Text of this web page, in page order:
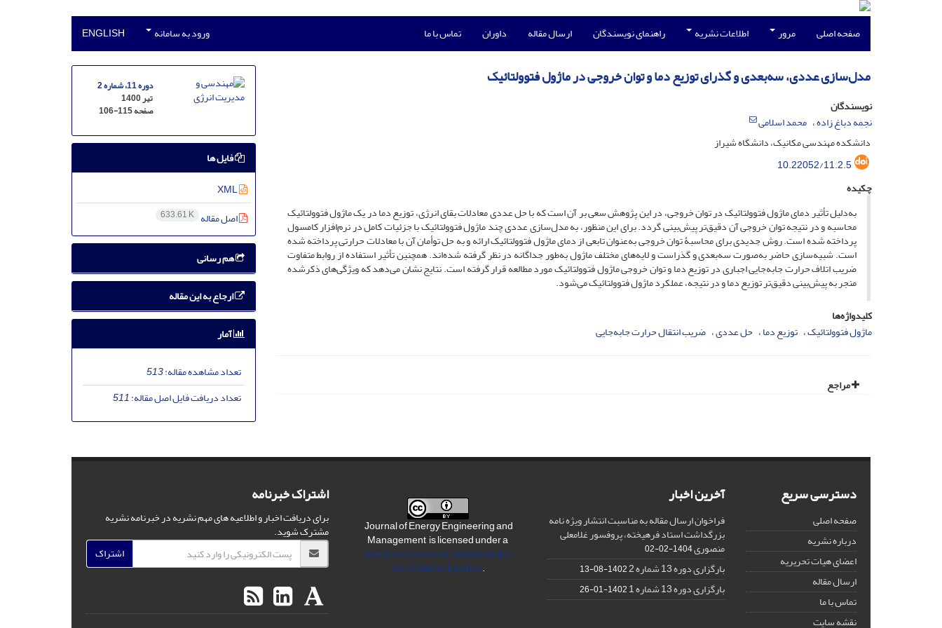
صفحه اصلی مرور اطلاعات نشریه راهنمای نویسندگان ارسال مقاله داوران تماس با ما ورود به سامانه ENGLISH
مدل‌سازی عددی، سه‌بعدی و گذرای توزیع دما و توان خروجی در ماژول فتوولتائیک
نویسندگان
نجمه دباغ زاده محمد اسلامی
دانشکده مهندسی مکانیک، دانشگاه شیراز
10.22052/11.2.5
چکیده
به‌دلیل تأثیر دمای ماژول‌ فتوولتائیک در توان خروجی، در این پژوهش سعی بر آن است که با حل عددی معادلات بقای انرژی، توزیع دما در یک ماژول فتوولتائیک
محاسبه و در نتیجه توان خروجی آن دقیق‌تر پیش‌بینی گردد. برای این منظور، به مدل‌سازی عددی چند ماژول فتوولتائیک با جزئیات کامل در نرم‌افزار کامسول
پرداخته شده است. روش جدیدی برای محاسبۀ توان خروجی به‌عنوان تابعی از دمای ماژول فتوولتائیک ارائه و به حل توأمان آن با معادلات حرارتی پرداخته شده
است. شبیه‌سازی حاضر به‌صورت سه‌بعدی و گذراست و لایه‌های مختلف ماژول به‌طور جداگانه در نظر گرفته شده‌اند. همچنین تأثیر استفاده از روابط متفاوت
ضریب اتلاف حرارت جابه‌جایی اجباری در توزیع دما و توان خروجی ماژول فتوولتائیک مورد مطالعه قرار گرفته است. نتایج نشان می‌دهد که ویژگی‌های ذکرشده
منجر به پیش‌بینی دقیق‌تر توزیع دما و در نتیجه، عملکرد ماژول فتوولتائیک می‌شود.
کلیدواژه‌ها
ماژول فتوولتائیک توزیع دما حل عددی ضریب انتقال حرارت جابه‌جایی
مراجع
دوره 11، شماره 2
تیر 1400
صفحه106-115
فایل ها
XML
اصل مقاله 633.61 K
هم رسانی
ارجاع به این مقاله
آمار
تعداد مشاهده مقاله:513
تعداد دریافت فایل اصل مقاله:511
دسترسی سریع
صفحه اصلی
درباره نشریه
اعضای هیات تحریریه
ارسال مقاله
تماس با ما
نقشه سایت
آخرین اخبار
فراخوان ارسال مقاله به مناسبت انتشار ویژه نامه
بزرگداشت استاد فرهیخته، پروفسور غلامعلی
منصوری1404-02-02
بارگزاری دوره 13 شماره 2 1402-08-13
بارگزاری دوره 13 شماره 1 1402-01-26
Journal of Energy Engineering and
Management is licensed under a
Creative Commons Attribution 4.0
International License.
اشتراک خبرنامه
برای دریافت اخبار و اطلاعیه های مهم نشریه در خبرنامه نشریه
مشترک شوید.
اشتراک